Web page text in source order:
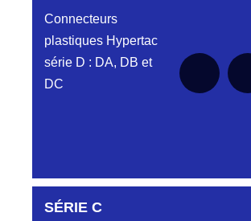
Connecteurs
plastiques Hypertac
série D : DA, DB et
DC
DC6122340N
D03EC612MT CONNECTEUR NOIR
SÉRIE C